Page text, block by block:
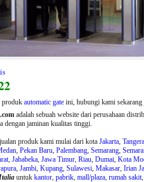
produk automatic gateini, hubungi kami sekarang
adalah sebuah website dari perusahaan
dengan jaminan kualitas tinggi.
produk kami mulai dari kota Jakarta,
, Pekan Baru, Palembang, Semarang,
, Jababeka, Jawa Timur, Riau, Dumai, Kota
, Jambi, Kupang, Sulawesi, Makasar, Irian
untuk kantor, pabrik, mall/plaza, rumah sakit